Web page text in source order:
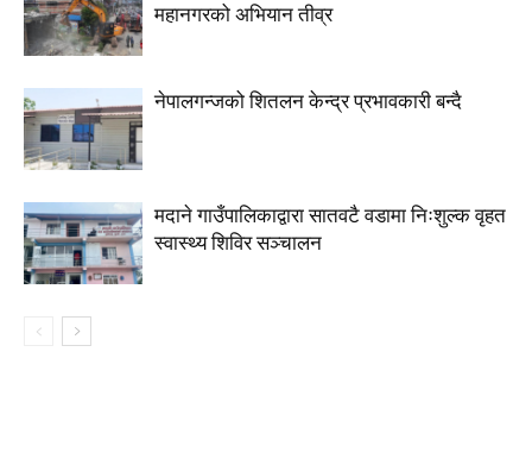
महानगरको अभियान तीव्र
नेपालगन्जको शितलन केन्द्र प्रभावकारी बन्दै
मदाने गाउँपालिकाद्वारा सातवटै वडामा निःशुल्क वृहत
स्वास्थ्य शिविर सञ्चालन